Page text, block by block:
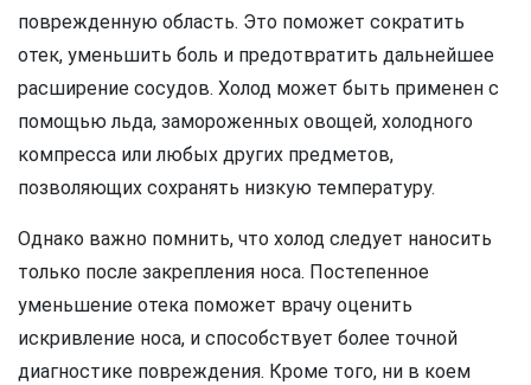
поврежденную область. Это поможет сократить
отек, уменьшить боль и предотвратить дальнейшее
расширение сосудов. Холод может быть применен с
помощью льда, замороженных овощей, холодного
компресса или любых других предметов,
позволяющих сохранять низкую температуру.
Однако важно помнить, что холод следует наносить
только после закрепления носа. Постепенное
уменьшение отека поможет врачу оценить
искривление носа, и способствует более точной
диагностике повреждения. Кроме того, ни в коем